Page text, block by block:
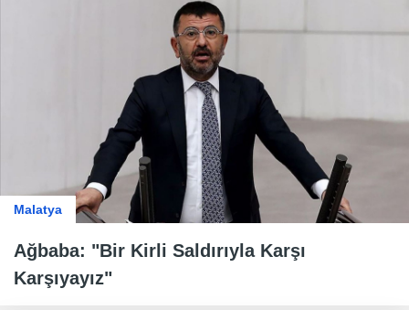
Malatya
Ağbaba: "Bir Kirli Saldırıyla Karşı
Karşıyayız"